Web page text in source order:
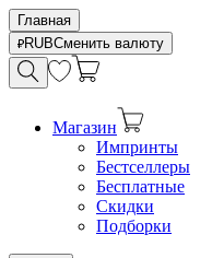
Главная
RUBСменить валюту
Магазин
Импринты
Бестселлеры
Бесплатные
Скидки
Подборки